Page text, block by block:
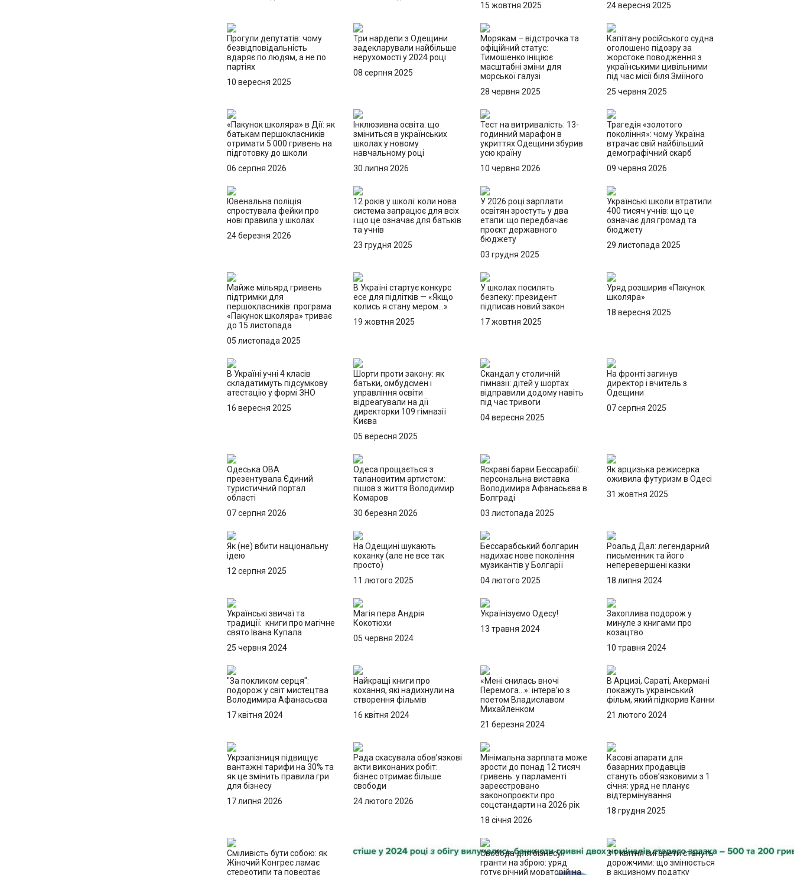
15 жовтня 2025
24 вересня 2025
Прогули депутатів: чому
безвідповідальність
вдаряє по людям, а не по
партіях
10 вересня 2025
Три нардепи з Одещини
задекларували найбільше
нерухомості у 2024 році
08 серпня 2025
Морякам – відстрочка та
офіційний статус:
Тимошенко ініціює
масштабні зміни для
морської галузі
28 червня 2025
Капітану російського судна
оголошено підозру за
жорстоке поводження з
українськими цивільними
під час місії біля Зміїного
25 червня 2025
«Пакунок школяра» в Дії: як
батькам першокласників
отримати 5 000 гривень на
підготовку до школи
06 серпня 2026
Інклюзивна освіта: що
зміниться в українських
школах у новому
навчальному році
30 липня 2026
Тест на витривалість: 13-
годинний марафон в
укриттях Одещини збурив
усю країну
10 червня 2026
Трагедія «золотого
покоління»: чому Україна
втрачає свій найбільший
демографічний скарб
09 червня 2026
Ювенальна поліція
спростувала фейки про
нові правила у школах
24 березня 2026
12 років у школі: коли нова
система запрацює для всіх
і що це означає для батьків
та учнів
23 грудня 2025
У 2026 році зарплати
освітян зростуть у два
етапи: що передбачає
проєкт державного
бюджету
03 грудня 2025
Українські школи втратили
400 тисяч учнів: що це
означає для громад та
бюджету
29 листопада 2025
Майже мільярд гривень
підтримки для
першокласників: програма
«Пакунок школяра» триває
до 15 листопада
05 листопада 2025
В Україні стартує конкурс
есе для підлітків — «Якщо
колись я стану мером…»
19 жовтня 2025
У школах посилять
безпеку: президент
підписав новий закон
17 жовтня 2025
Уряд розширив «Пакунок
школяра»
18 вересня 2025
В Україні учні 4 класів
складатимуть підсумкову
атестацію у формі ЗНО
16 вересня 2025
Шорти проти закону: як
батьки, омбудсмен і
управління освіти
відреагували на дії
директорки 109 гімназії
Києва
05 вересня 2025
Скандал у столичній
гімназії: дітей у шортах
відправили додому навіть
під час тривоги
04 вересня 2025
На фронті загинув
директор і вчитель з
Одещини
07 серпня 2025
Одеська ОВА
презентувала Єдиний
туристичний портал
області
07 серпня 2026
Одеса прощається з
талановитим артистом:
пішов з життя Володимир
Комаров
30 березня 2026
Яскраві барви Бессарабії:
персональна виставка
Володимира Афанасьєва в
Болграді
03 листопада 2025
Як арцизька режисерка
оживила футуризм в Одесі
31 жовтня 2025
Як (не) вбити національну
ідею
12 серпня 2025
На Одещині шукають
коханку (але не все так
просто)
11 лютого 2025
Бессарабський болгарин
надихає нове покоління
музикантів у Болгарії
04 лютого 2025
Роальд Дал: легендарний
письменник та його
неперевершені казки
18 липня 2024
Українські звичаї та
традиції: книги про магічне
свято Івана Купала
25 червня 2024
Магія пера Андрія
Кокотюхи
05 червня 2024
Українізуємо Одесу!
13 травня 2024
Захоплива подорож у
минуле з книгами про
козацтво
10 травня 2024
"За покликом серця":
подорож у світ мистецтва
Володимира Афанасьєва
17 квітня 2024
Найкращі книги про
кохання, які надихнули на
створення фільмів
16 квітня 2024
«Мені снилась вночі
Перемога...»: інтерв'ю з
поетом Владиславом
Михайленком
21 березня 2024
В Арцизі, Сараті, Акермані
покажуть український
фільм, який підкорив Канни
21 лютого 2024
Укрзалізниця підвищує
вантажні тарифи на 30% та
як це змінить правила гри
для бізнесу
17 липня 2026
Рада скасувала обов’язкові
акти виконаних робіт:
бізнес отримає більше
свободи
24 лютого 2026
Мінімальна зарплата може
зрости до понад 12 тисяч
гривень: у парламенті
зареєстровано
законопроєкти про
соцстандарти на 2026 рік
18 січня 2026
Касові апарати для
базарних продавців
стануть обов’язковими з 1
січня: уряд не планує
відтермінування
18 грудня 2025
Сміливість бути собою: як
Жіночий Конгрес ламає
стереотипи та повертає
Свобода для бізнесу і
гранти на зброю: уряд
готує річний мораторій на
З 1 квітня сигарети стануть
дорожчими: що змінюється
в акцизному податку